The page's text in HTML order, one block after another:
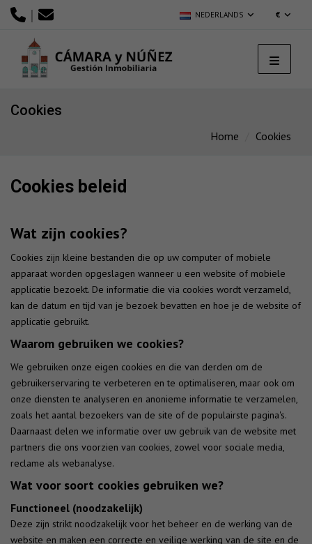
| NEDERLANDS €
Cookies
Home Cookies
Cookies beleid
Wat zijn cookies?
Cookies zijn kleine bestanden die op uw computer of mobiele
apparaat worden opgeslagen wanneer u een website of mobiele
applicatie bezoekt. De informatie die via cookies wordt verzameld,
kan de datum en tijd van je bezoek bevatten en hoe je de website of
applicatie gebruikt.
Waarom gebruiken we cookies?
We gebruiken onze eigen cookies en die van derden om de
gebruikerservaring te verbeteren en te optimaliseren, maar ook om
onze diensten te analyseren en anonieme informatie te verzamelen,
zoals het aantal bezoekers van de site of de populairste pagina's.
Daarnaast delen we informatie over uw gebruik van de website met
partners die ons voorzien van cookies, zowel voor sociale media,
reclame als webanalyse.
Wat voor soort cookies gebruiken we?
Functioneel (noodzakelijk)
Deze zijn strikt noodzakelijk voor het beheer en de werking van de
website en maken een correcte en veilige werking van de site en de